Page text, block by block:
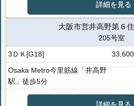
詳細を見る
大阪市営井高野第６
205号室
3ＤＫ[G18]
Osaka Metro今里筋線「井高野
駅」徒歩5分